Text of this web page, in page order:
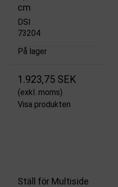
cm
DSI
73204
På lager
1.923,75 SEK
(exkl. moms)
Visa produkten
Ställ för Multiside